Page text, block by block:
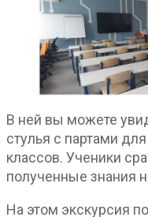
В ней вы можете
стулья с партами
классов. Ученики
полученные знания
На этом экскурсия